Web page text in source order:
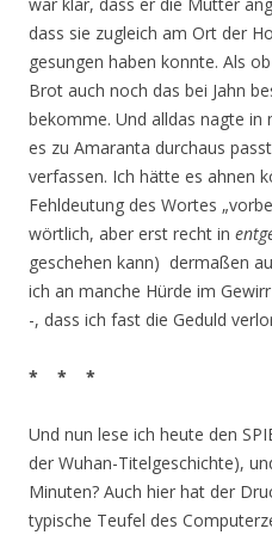
dass sie zugleich am Ort der
gesungen haben konnte. Als
Brot auch noch das bei Jahn
bekomme. Und alldas nagte
es zu Amaranta durchaus
verfassen. Ich hätte es ahnen
Fehldeutung des Wortes
wörtlich, aber erst recht in
geschehen kann) dermaßen
ich an manche Hürde im
-, dass ich fast die Geduld
* * *
Und nun lese ich heute den
der Wuhan-Titelgeschichte),
Minuten? Auch hier hat der
typische Teufel des